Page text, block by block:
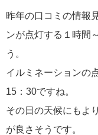
昨年の口コミの情報
ンが点灯する１時間
う。
イルミネーションの
15：30ですね。
その日の天候にもよ
が良さそうです。